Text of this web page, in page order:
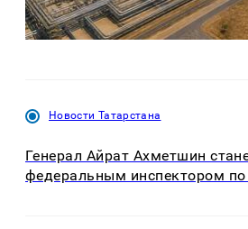
Новости Татарстана
Генерал Айрат Ахметшин
федеральным инспектором по